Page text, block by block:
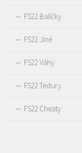
FS22 Balíčky
FS22 Jiné
FS22 Váhy
FS22 Textury
FS22 Cheaty